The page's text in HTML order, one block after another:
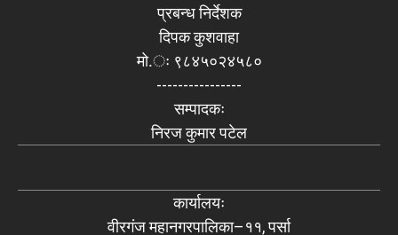
प्रबन्ध निर्देशक
दिपक कुशवाहा
मो.ः ९८४५०२४५८०
----------------
सम्पादकः
निरज कुमार पटेल
कार्यालयः
वीरगंज महानगरपालिका–११, पर्सा